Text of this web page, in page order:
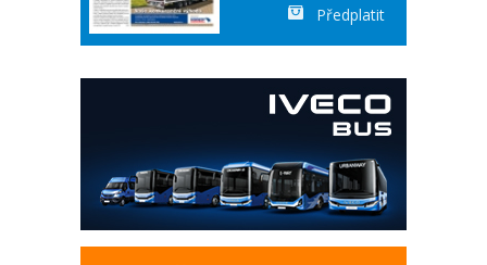
Předplatit